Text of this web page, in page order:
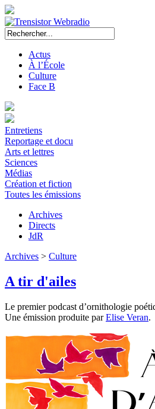
Actus
À l’École
Culture
Face B
Entretiens
Reportage et docu
Arts et lettres
Sciences
Médias
Création et fiction
Toutes les émissions
Archives
Directs
JdR
Archives > Culture
A tir d'ailes
Le premier podcast d’ornithologie
Une émission produite parElise Veran.